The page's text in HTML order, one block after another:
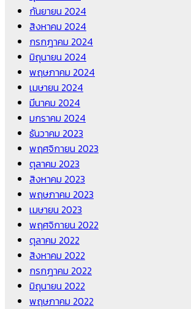
กันยายน 2024
สิงหาคม 2024
กรกฎาคม 2024
มิถุนายน 2024
พฤษภาคม 2024
เมษายน 2024
มีนาคม 2024
มกราคม 2024
ธันวาคม 2023
พฤศจิกายน 2023
ตุลาคม 2023
สิงหาคม 2023
พฤษภาคม 2023
เมษายน 2023
พฤศจิกายน 2022
ตุลาคม 2022
สิงหาคม 2022
กรกฎาคม 2022
มิถุนายน 2022
พฤษภาคม 2022